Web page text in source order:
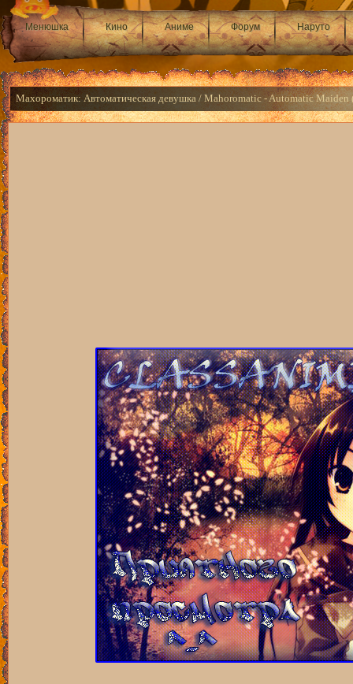
Менюшка Кино Аниме Форум Наруто
Махороматик: Автоматическая девушка / Mahoromatic - Automatic Maiden